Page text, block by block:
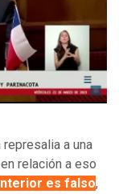
a una
relación a eso
es falso,